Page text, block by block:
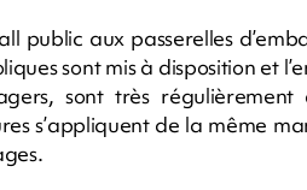
public aux passerelles
sont mis à disposition et
sont très
s’appliquent de la même